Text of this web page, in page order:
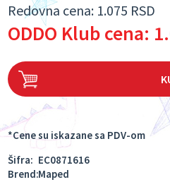
Redovna cena: 1.075 RSD
ODDO Klub cena:
*Cene su iskazane sa PDV-om
Šifra: EC0871616
Brend:Maped